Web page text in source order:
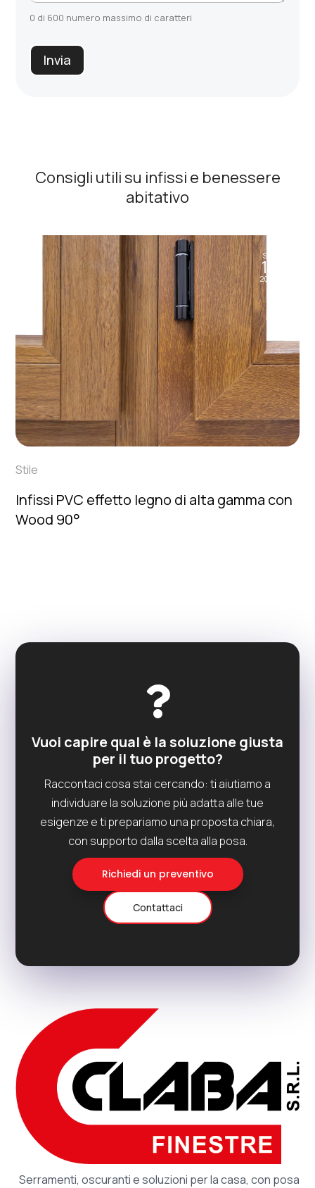
0 di 600 numero massimo di caratteri
Invia
Consigli utili su infissi e benessere
abitativo
Set
11
2024
Stile
Infissi PVC effetto legno di alta gamma con
Wood 90°

Vuoi capire qual è la soluzione giusta
per il tuo progetto?
Raccontaci cosa stai cercando: ti aiutiamo a
individuare la soluzione più adatta alle tue
esigenze e ti prepariamo una proposta chiara,
con supporto dalla scelta alla posa.
Richiedi un preventivo
Contattaci
Serramenti, oscuranti e soluzioni per la casa, con posa